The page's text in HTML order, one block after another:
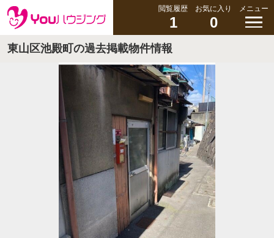
閲覧履歴
1
お気に入り
0
メニュー
東山区池殿町の過去掲載物件情報